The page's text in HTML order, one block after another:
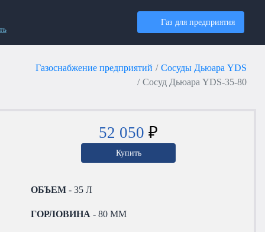
Газ для предприятия
Газоснабжение предприятий
Сосуды Дьюара YDS
Сосуд Дьюара YDS-35-80
52 050₽
Купить
ОБЪЕМ - 35 Л
ГОРЛОВИНА - 80 ММ